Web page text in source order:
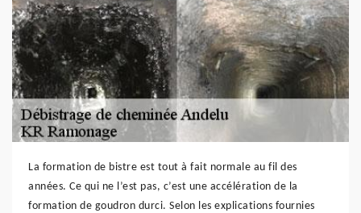
La formation de bistre est tout à fait normale au fil des
années. Ce qui ne l’est pas, c’est une accélération de la
formation de goudron durci. Selon les explications fournies